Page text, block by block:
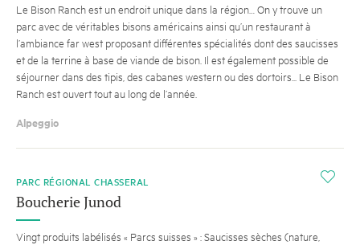
Le Bison Ranch est un endroit unique dans la région… On y trouve un
parc avec de véritables bisons américains ainsi qu’un restaurant à
l’ambiance far west proposant différentes spécialités dont des saucisses
et de la terrine à base de viande de bison. Il est également possible de
séjourner dans des tipis, des cabanes western ou des dortoirs... Le Bison
Ranch est ouvert tout au long de l’année.
Alpeggio
i
PARC RÉGIONAL CHASSERAL
Boucherie Junod
Vingt produits labélisés « Parcs suisses » : Saucisses sèches (nature,